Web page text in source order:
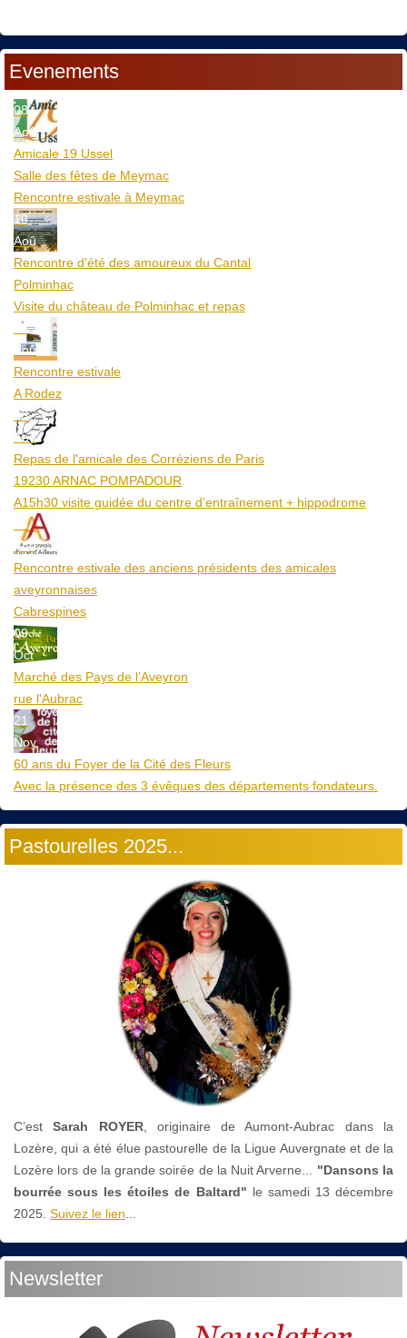
Evenements
08
Aoû
Amicale 19 Ussel
Salle des fêtes de Meymac
Rencontre estivale à Meymac
10
Aoû
Rencontre d'été des amoureux du Cantal
Polminhac
Visite du château de Polminhac et repas
12
Aoû
Rencontre estivale
A Rodez
23
Aoû
Repas de l'amicale des Corréziens de Paris
19230 ARNAC POMPADOUR
A15h30 visite guidée du centre d’entraînement + hippodrome
25
Aoû
Rencontre estivale des anciens présidents des amicales
aveyronnaises
Cabrespines
09
Oct
Marché des Pays de l’Aveyron
rue l'Aubrac
21
Nov
60 ans du Foyer de la Cité des Fleurs
Avec la présence des 3 évêques des départements fondateurs.
Pastourelles 2025...
C’estSarah ROYER, originaire de Aumont-Aubrac dans la
Lozère, qui a été élue pastourelle de la Ligue Auvergnate et de la
Lozère lors de la grande soirée de la Nuit Arverne...
"Dansons la
bourrée sous les étoiles de Baltard" le samedi 13 décembre
2025. Suivez le lien
Newsletter